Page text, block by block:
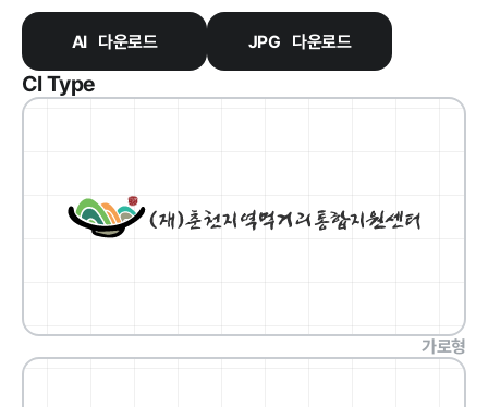
결과
자료실
정보공개
경영목표 및
운영계획
행정정보공개
AI 다운로드 JPG 다운로드
CI Type
가로형